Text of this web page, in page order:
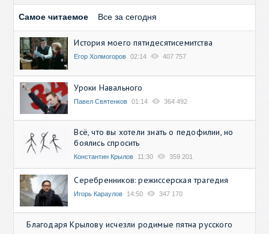
Самое читаемое Все за сегодня
История моего пятидесятисемитства
Егор Холмогоров 02:14 407 757
Уроки Навального
Павел Святенков 01:14 364 492
Всё, что вы хотели знать о педофилии, но
боялись спросить
Константин Крылов 11:30 359 201
Серебренников: режиссерская трагедия
Игорь Караулов 14:50 347 170
Благодаря Крылову исчезли родимые пятна русского